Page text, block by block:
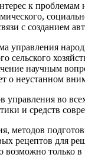
к
с созданием
управления
сельского
научным
неустанном
во
и средств
методов
рецептов
только